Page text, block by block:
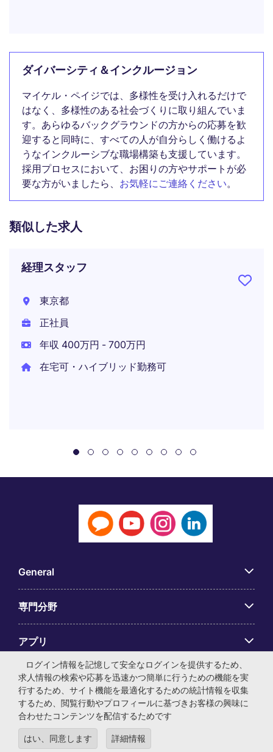
ダイバーシティ＆インクルージョン
マイケル・ペイジでは、多様性を受け入れるだけで
はなく、多様性のある社会づくりに取り組んでいま
す。あらゆるバックグラウンドの方からの応募を歓
迎すると同時に、すべての人が自分らしく働けるよ
うなインクルーシブな職場構築も支援しています。
採用プロセスにおいて、お困りの方やサポートが必
要な方がいましたら、 お気軽にご連絡ください。
類似した求人
経理スタッフ
東京都
正社員
年収 400万円 - 700万円
在宅可・ハイブリッド勤務可
General
専門分野
アプリ
Employer Centre
© マイケル・ペイジ・インターナショナル・ジャパン株式会
ログイン情報を記憶して安全なログインを提供するため、
求人情報の検索や応募を迅速かつ簡単に行うための機能を実
行するため、サイト機能を最適化するための統計情報を収集
するため、閲覧行動やプロフィールに基づきお客様の興味に
合わせたコンテンツを配信するためです
はい、同意します 詳細情報